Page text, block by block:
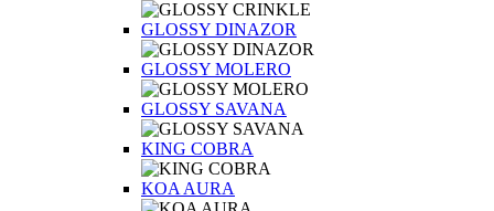
GLOSSY DINAZOR
GLOSSY MOLERO
GLOSSY SAVANA
KING COBRA
KOA AURA